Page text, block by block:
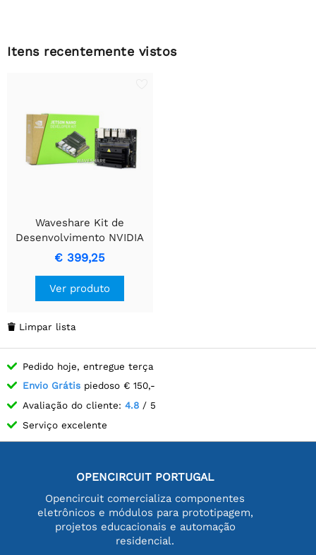
Itens recentemente vistos
Waveshare Kit de
Desenvolvimento NVIDIA
Jetson Nano (B01), CSI de
2 vias melhorado.
€ 399,25
Ver produto
 Limpar lista
Pedido hoje, entregue terça
Envio Grátis piedoso € 150,-
Avaliação do cliente: 4.8 / 5
Serviço excelente
OPENCIRCUIT PORTUGAL
Opencircuit comercializa componentes
eletrônicos e módulos para prototipagem,
projetos educacionais e automação
residencial.